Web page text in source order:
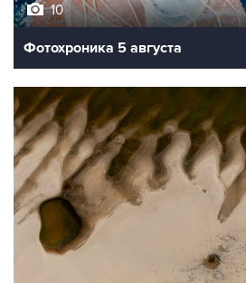
10
Фотохроника 5 августа